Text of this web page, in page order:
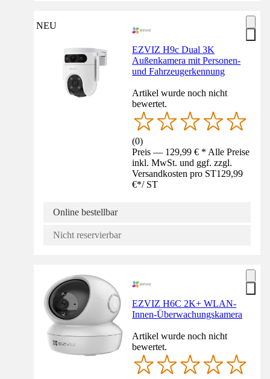
NEU
EZVIZ H9c Dual 3K
Außenkamera mit Personen-
und Fahrzeugerkennung
Artikel wurde noch nicht
bewertet.
(0)
Preis — 129,99 € * Alle Preise
inkl. MwSt. und ggf. zzgl.
Versandkosten pro ST129,99
€*/ ST
Online bestellbar
Nicht reservierbar
EZVIZ H6C 2K+ WLAN-
Innen-Überwachungskamera
Artikel wurde noch nicht
bewertet.